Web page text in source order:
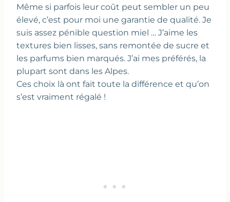
Même si parfois leur coût peut sembler un peu
élevé, c’est pour moi une garantie de qualité. Je
suis assez pénible question miel … J’aime les
textures bien lisses, sans remontée de sucre et
les parfums bien marqués. J’ai mes préférés, la
plupart sont dans les Alpes.
Ces choix là ont fait toute la différence et qu’on
s’est vraiment régalé !